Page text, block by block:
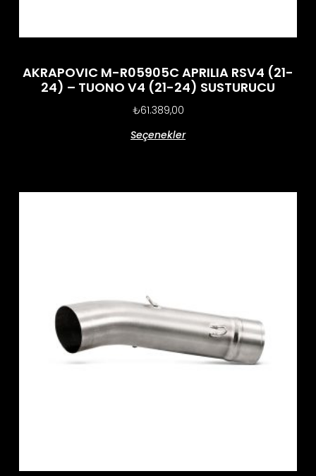
AKRAPOVIC M-R05905C APRILIA RSV4 (21-
24) – TUONO V4 (21-24) SUSTURUCU
₺61.389,00
Seçenekler